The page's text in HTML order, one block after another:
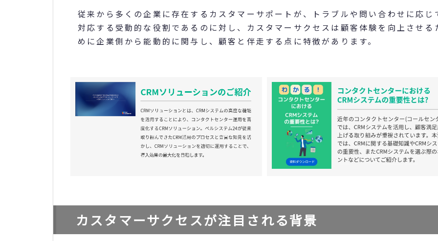
従来から多くの企業に存在するカスタマーサポートが、トラブルや問い合わせに応じ
対応する受動的な役割であるのに対し、カスタマーサクセスは顧客体験を向上させる
めに企業側から能動的に関与し、顧客と伴走する点に特徴があります。
カスタマーサクセスが注目される背景